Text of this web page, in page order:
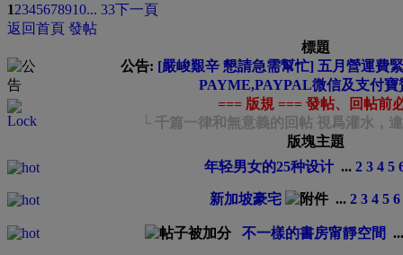
12345678910... 33下一頁
返回首頁 發帖
標題
公告: [嚴峻艱辛 懇請急需幫忙] 五月營運費
PAYME,PAYPAL微信及支付寶
=== 版規 === 發帖、回帖前
└ 千篇一律和無意義的回帖 視爲灌水，
版塊主題
年轻男女的25种设计 ... 2 3 4 5
新加坡豪宅 ... 2 3 4 5 6
不一樣的書房甯靜空間